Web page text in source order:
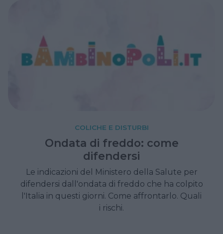
COLICHE E DISTURBI
Ondata di freddo: come
difendersi
Le indicazioni del Ministero della Salute per
difendersi dall'ondata di freddo che ha colpito
l'Italia in questi giorni. Come affrontarlo. Quali
i rischi.